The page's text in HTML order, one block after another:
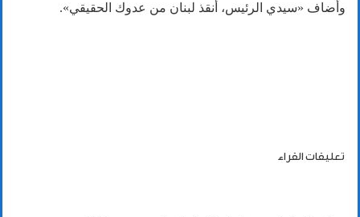
وأضاف «سيدي الرئيس، أنقذ لبنان ⁠من ​عدوك الحقيقي».
تعليقات القراء